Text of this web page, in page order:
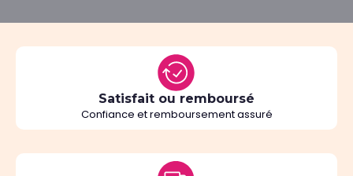
Satisfait ou remboursé
Confiance et remboursement assuré